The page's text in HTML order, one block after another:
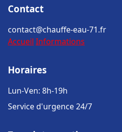
Contact
contact@chauffe-eau-71.fr
Accueil Informations
Horaires
Lun-Ven: 8h-19h
Service d'urgence 24/7